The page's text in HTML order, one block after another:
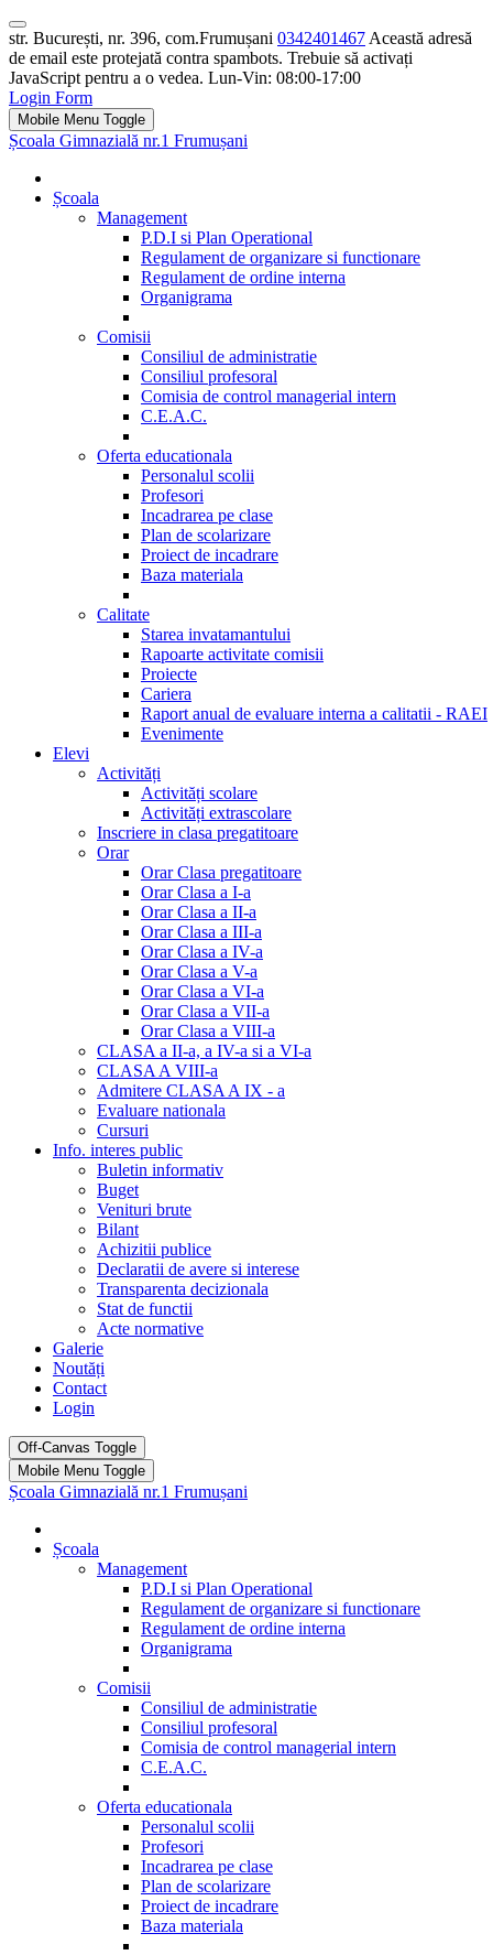
str. București, nr. 396, com.Frumușani 0342401467 Această adresă
de email este protejată contra spambots. Trebuie să activați
JavaScript pentru a o vedea. Lun-Vin: 08:00-17:00
Login Form
Mobile Menu Toggle
Școala Gimnazială nr.1 Frumușani
Școala
Management
P.D.I si Plan Operational
Regulament de organizare si functionare
Regulament de ordine interna
Organigrama
Comisii
Consiliul de administratie
Consiliul profesoral
Comisia de control managerial intern
C.E.A.C.
Oferta educationala
Personalul scolii
Profesori
Incadrarea pe clase
Plan de scolarizare
Proiect de incadrare
Baza materiala
Calitate
Starea invatamantului
Rapoarte activitate comisii
Proiecte
Cariera
Raport anual de evaluare interna a calitatii - RAEI
Evenimente
Elevi
Activități
Activități scolare
Activități extrascolare
Inscriere in clasa pregatitoare
Orar
Orar Clasa pregatitoare
Orar Clasa a I-a
Orar Clasa a II-a
Orar Clasa a III-a
Orar Clasa a IV-a
Orar Clasa a V-a
Orar Clasa a VI-a
Orar Clasa a VII-a
Orar Clasa a VIII-a
CLASA a II-a, a IV-a si a VI-a
CLASA A VIII-a
Admitere CLASA A IX - a
Evaluare nationala
Cursuri
Info. interes public
Buletin informativ
Buget
Venituri brute
Bilant
Achizitii publice
Declaratii de avere si interese
Transparenta decizionala
Stat de functii
Acte normative
Galerie
Noutăți
Contact
Login
Off-Canvas Toggle
Mobile Menu Toggle
Școala Gimnazială nr.1 Frumușani
Școala
Management
P.D.I si Plan Operational
Regulament de organizare si functionare
Regulament de ordine interna
Organigrama
Comisii
Consiliul de administratie
Consiliul profesoral
Comisia de control managerial intern
C.E.A.C.
Oferta educationala
Personalul scolii
Profesori
Incadrarea pe clase
Plan de scolarizare
Proiect de incadrare
Baza materiala